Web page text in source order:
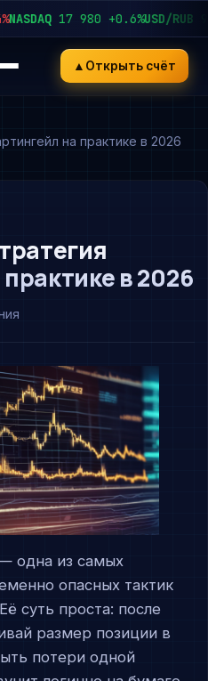
17 980 +0.6%USD/RUB 92.45
▲ Открыть счёт
на практике в 2026
в 2026
одна из самых
опасных тактик
суть проста: после
размер позиции в
потери одной